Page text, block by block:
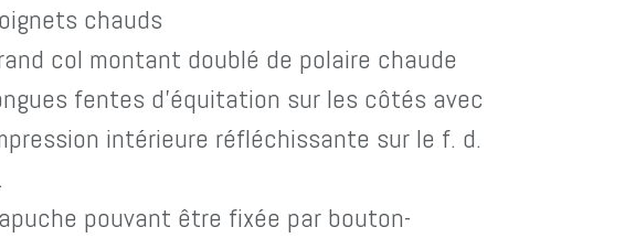
chauds
col montant doublé de polaire chaude
fentes d'équitation sur les côtés avec
intérieure réfléchissante sur le f. d.
pouvant être fixée par bouton-